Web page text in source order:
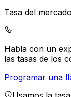
Tasa del
Habla con un
las tasas de los
Programar una